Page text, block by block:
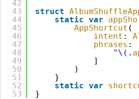
42
43
44
45
46
47
48
49
50
51
52
53
struct
static var
AppShortcut (
intent :
phrases :
"\( .
]
)
}
static var
}